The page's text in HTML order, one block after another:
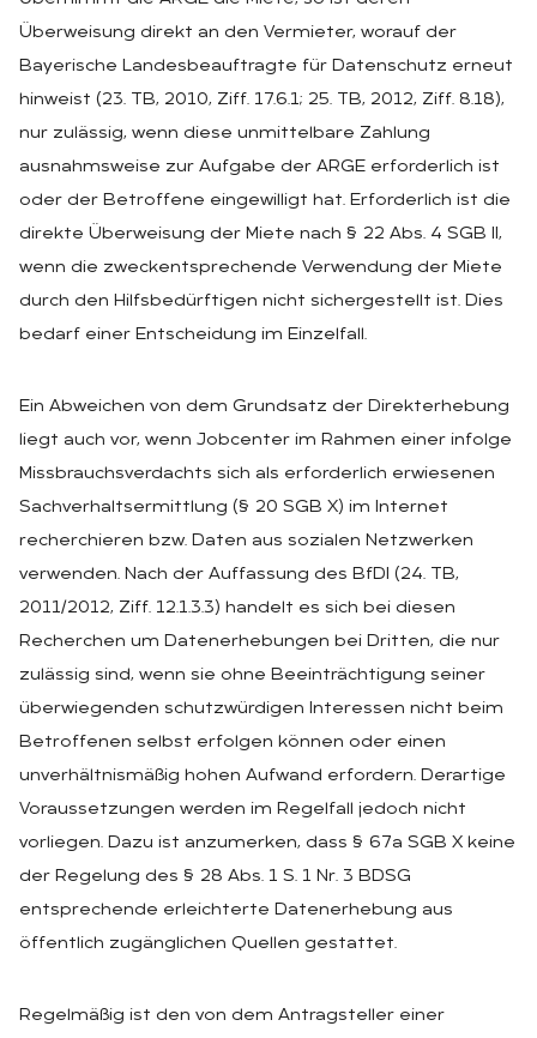
Überweisung direkt an den Vermieter, worauf der
Bayerische Landesbeauftragte für Datenschutz erneut
hinweist (23. TB, 2010, Ziff. 17.6.1; 25. TB, 2012, Ziff. 8.18),
nur zulässig, wenn diese unmittelbare Zahlung
ausnahmsweise zur Aufgabe der ARGE erforderlich ist
oder der Betroffene eingewilligt hat. Erforderlich ist die
direkte Überweisung der Miete nach § 22 Abs. 4 SGB II,
wenn die zweckentsprechende Verwendung der Miete
durch den Hilfsbedürftigen nicht sichergestellt ist. Dies
bedarf einer Entscheidung im Einzelfall.
Ein Abweichen von dem Grundsatz der Direkterhebung
liegt auch vor, wenn Jobcenter im Rahmen einer infolge
Missbrauchsverdachts sich als erforderlich erwiesenen
Sachverhaltsermittlung (§ 20 SGB X) im Internet
recherchieren bzw. Daten aus sozialen Netzwerken
verwenden. Nach der Auffassung des BfDI (24. TB,
2011/2012, Ziff. 12.1.3.3) handelt es sich bei diesen
Recherchen um Datenerhebungen bei Dritten, die nur
zulässig sind, wenn sie ohne Beeinträchtigung seiner
überwiegenden schutzwürdigen Interessen nicht beim
Betroffenen selbst erfolgen können oder einen
unverhältnismäßig hohen Aufwand erfordern. Derartige
Voraussetzungen werden im Regelfall jedoch nicht
vorliegen. Dazu ist anzumerken, dass § 67a SGB X keine
der Regelung des § 28 Abs. 1 S. 1 Nr. 3 BDSG
entsprechende erleichterte Datenerhebung aus
öffentlich zugänglichen Quellen gestattet.
Regelmäßig ist den von dem Antragsteller einer